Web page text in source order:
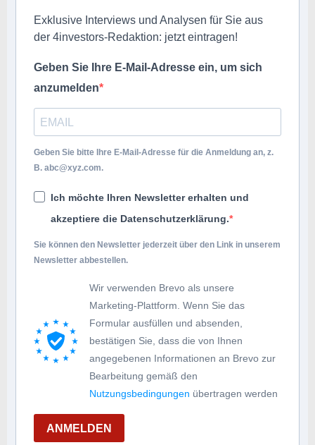
Exklusive Interviews und Analysen für Sie aus
der 4investors-Redaktion: jetzt eintragen!
Geben Sie Ihre E-Mail-Adresse ein, um sich
anzumelden
Geben Sie bitte Ihre E-Mail-Adresse für die Anmeldung an, z.
B. abc@xyz.com.
Ich möchte Ihren Newsletter erhalten und
akzeptiere die Datenschutzerklärung.
Sie können den Newsletter jederzeit über den Link in unserem
Newsletter abbestellen.
Wir verwenden Brevo als unsere
Marketing-Plattform. Wenn Sie das
Formular ausfüllen und absenden,
bestätigen Sie, dass die von Ihnen
angegebenen Informationen an Brevo zur
Bearbeitung gemäß den
Nutzungsbedingungen übertragen werden
ANMELDEN